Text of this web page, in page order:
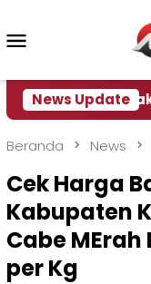
konten
News Update
Kebijakan
Beranda News
Cek Harga
Kabupaten
Cabe MErah
per Kg